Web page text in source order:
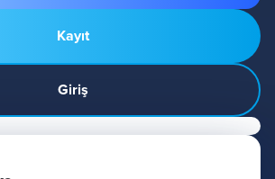
Kayıt
Giriş